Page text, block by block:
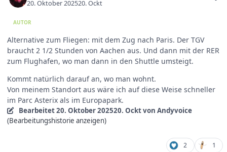
20. Oktober 202520. Ockt
AUTOR
Alternative zum Fliegen: mit dem Zug nach Paris. Der TGV
braucht 2 1/2 Stunden von Aachen aus. Und dann mit der RER
zum Flughafen, wo man dann in den Shuttle umsteigt.
Kommt natürlich darauf an, wo man wohnt.
Von meinem Standort aus wäre ich auf diese Weise schneller
im Parc Asterix als im Europapark.
Bearbeitet20. Oktober 202520. Ocktvon Andyvoice
(Bearbeitungshistorie anzeigen)
2 1